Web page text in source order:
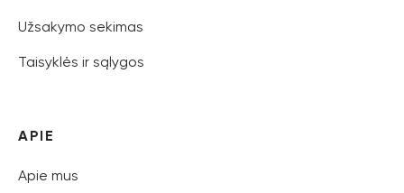
Užsakymo sekimas
Taisyklės ir sąlygos
APIE
Apie mus